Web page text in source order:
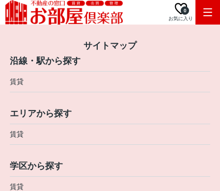
お気に入り
0
サイトマップ
沿線・駅から探す
賃貸
エリアから探す
賃貸
学区から探す
賃貸